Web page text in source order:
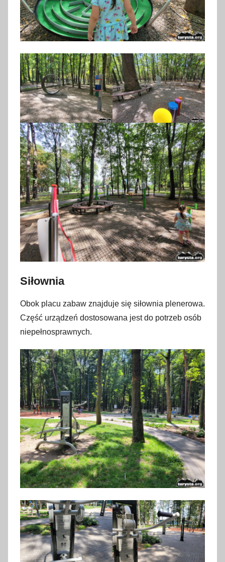
Siłownia
Obok placu zabaw znajduje się siłownia plenerowa.
Część urządzeń dostosowana jest do potrzeb osób
niepełnosprawnych.